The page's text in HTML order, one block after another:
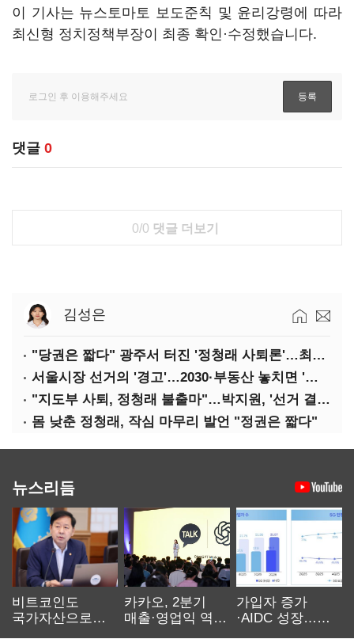
이 기사는 뉴스토마토 보도준칙 및 윤리강령에 따라
최신형 정치정책부장이 최종 확인·수정했습니다.
댓글 0
0/0 댓글 더보기
김성은
"당권은 짧다" 광주서 터진 '정청래 사퇴론'…최고위 '아수라장'
서울시장 선거의 '경고'…2030·부동산 놓치면 '총선도 대선도' 패배
"지도부 사퇴, 정청래 불출마"…박지원, '선거 결과 책임' 강조
몸 낮춘 정청래, 작심 마무리 발언 "정권은 짧다"
뉴스리듬
비트코인도
국가자산으로…'
카카오, 2분기
매출·영업익 역대
가입자 증가
·AIDC 성장…